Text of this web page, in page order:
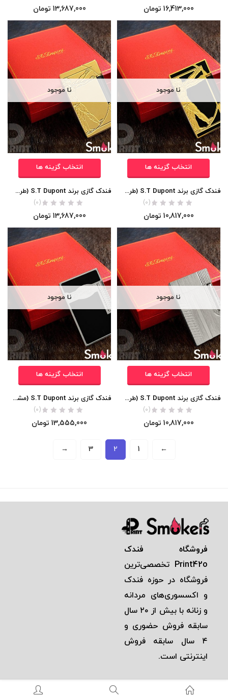
16,413,000 تومان 13,687,000 تومان
نا موجود
انتخاب گزینه ها
فندک گازی برند S.T Dupont (طرح مرد ویترویوسی داوینچی بدنه لاکی) اورجینال
(0)
10,817,000 تومان
نا موجود
انتخاب گزینه ها
فندک گازی برند S.T Dupont (طرح مرد ویترویوسی داوینچی) اورجینال
(0)
13,687,000 تومان
نا موجود
انتخاب گزینه ها
فندک گازی برند S.T Dupont (طرح 007 جیمز باند) اورجینال
(0)
10,817,000 تومان
نا موجود
انتخاب گزینه ها
فندک گازی برند S.T Dupont (مشکی لاکی ساده) اورجینال
(0)
13,555,000 تومان
←
1
2
3
→
فروشگاه فندک
Print42o تخصصی‌ترين
فروشگاه در حوزه فندک
و اكسسوری‌های مردانه
و زنانه با بيش از ٢٠ سال
سابقه فروش حضوری و
٤ سال سابقه فروش
اينترنتی است.